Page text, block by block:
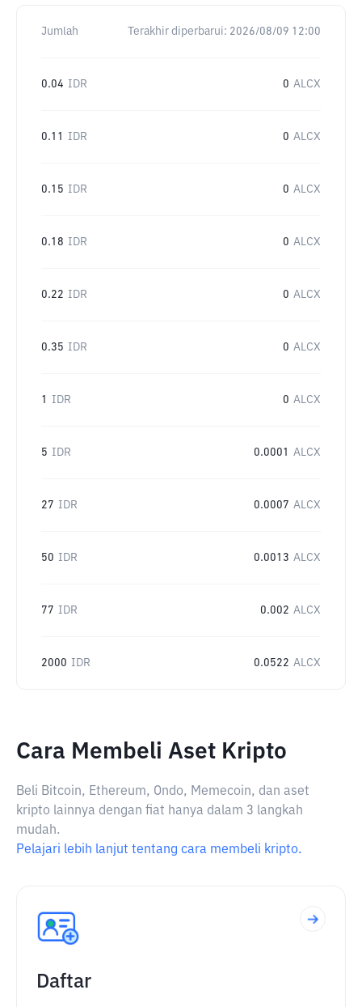
Jumlah Terakhir diperbarui: 2026/08/09 12:00
0.04 IDR 0 ALCX
0.11 IDR 0 ALCX
0.15 IDR 0 ALCX
0.18 IDR 0 ALCX
0.22 IDR 0 ALCX
0.35 IDR 0 ALCX
1 IDR 0 ALCX
5 IDR 0.0001 ALCX
27 IDR 0.0007 ALCX
50 IDR 0.0013 ALCX
77 IDR 0.002 ALCX
2000 IDR 0.0522 ALCX
Cara Membeli Aset Kripto
Beli Bitcoin, Ethereum, Ondo, Memecoin, dan aset
kripto lainnya dengan fiat hanya dalam 3 langkah
mudah.
Pelajari lebih lanjut tentang cara membeli kripto.
Daftar